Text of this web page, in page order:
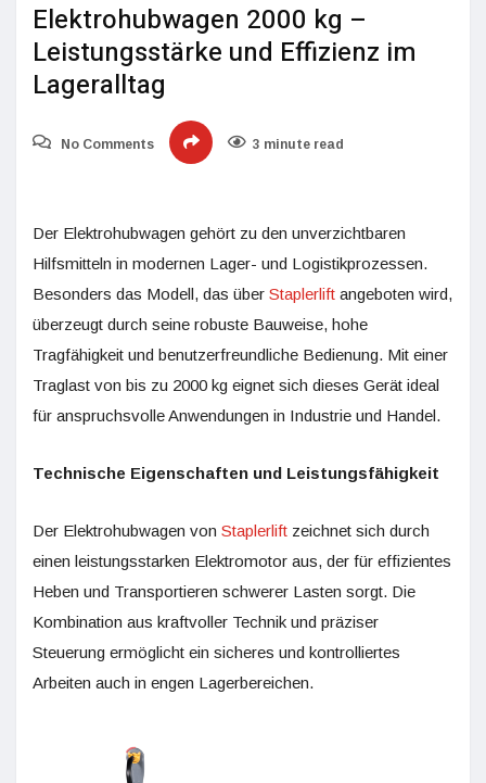
Elektrohubwagen 2000 kg –
Leistungsstärke und Effizienz im
Lageralltag
No Comments 3 minute read
Der Elektrohubwagen gehört zu den unverzichtbaren
Hilfsmitteln in modernen Lager- und Logistikprozessen.
Besonders das Modell, das über Staplerlift angeboten wird,
überzeugt durch seine robuste Bauweise, hohe
Tragfähigkeit und benutzerfreundliche Bedienung. Mit einer
Traglast von bis zu 2000 kg eignet sich dieses Gerät ideal
für anspruchsvolle Anwendungen in Industrie und Handel.
Technische Eigenschaften und Leistungsfähigkeit
Der Elektrohubwagen von Staplerlift zeichnet sich durch
einen leistungsstarken Elektromotor aus, der für effizientes
Heben und Transportieren schwerer Lasten sorgt. Die
Kombination aus kraftvoller Technik und präziser
Steuerung ermöglicht ein sicheres und kontrolliertes
Arbeiten auch in engen Lagerbereichen.